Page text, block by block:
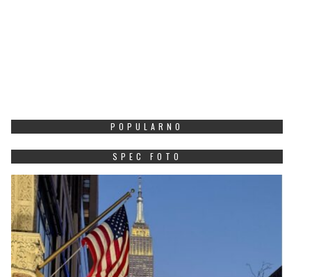
POPULARNO
SPEC FOTO